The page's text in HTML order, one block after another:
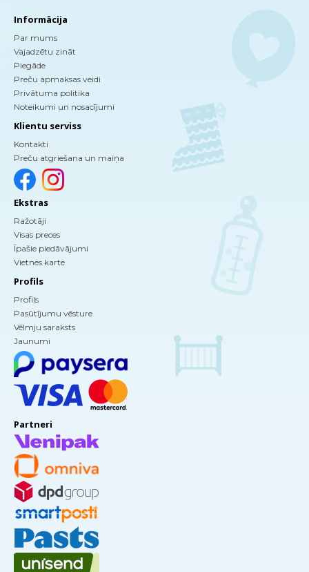
Informācija
Par mums
Vajadzētu zināt
Piegāde
Preču apmaksas veidi
Privātuma politika
Noteikumi un nosacījumi
Klientu serviss
Kontakti
Preču atgriešana un maiņa
Ekstras
Ražotāji
Visas preces
Īpašie piedāvājumi
Vietnes karte
Profils
Profils
Pasūtījumu vēsture
Vēlmju saraksts
Jaunumi
Partneri